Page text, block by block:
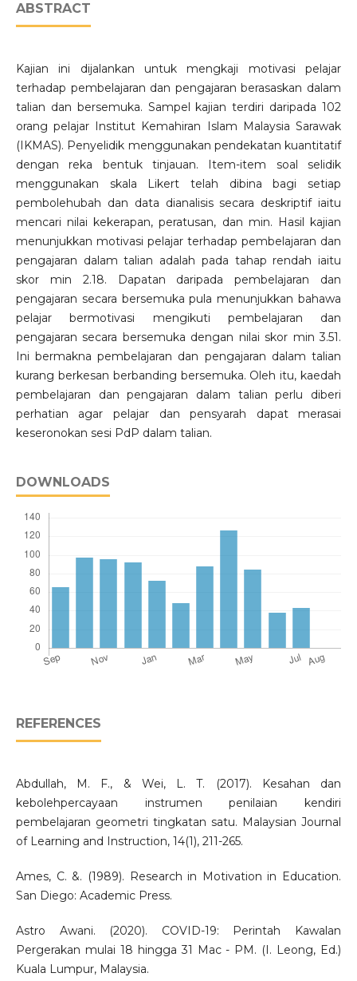
ABSTRACT
Kajian ini dijalankan untuk mengkaji motivasi pelajar
terhadap pembelajaran dan pengajaran berasaskan dalam
talian dan bersemuka. Sampel kajian terdiri daripada 102
orang pelajar Institut Kemahiran Islam Malaysia Sarawak
(IKMAS). Penyelidik menggunakan pendekatan kuantitatif
dengan reka bentuk tinjauan. Item-item soal selidik
menggunakan skala Likert telah dibina bagi setiap
pembolehubah dan data dianalisis secara deskriptif iaitu
mencari nilai kekerapan, peratusan, dan min. Hasil kajian
menunjukkan motivasi pelajar terhadap pembelajaran dan
pengajaran dalam talian adalah pada tahap rendah iaitu
skor min 2.18. Dapatan daripada pembelajaran dan
pengajaran secara bersemuka pula menunjukkan bahawa
pelajar bermotivasi mengikuti pembelajaran dan
pengajaran secara bersemuka dengan nilai skor min 3.51.
Ini bermakna pembelajaran dan pengajaran dalam talian
kurang berkesan berbanding bersemuka. Oleh itu, kaedah
pembelajaran dan pengajaran dalam talian perlu diberi
perhatian agar pelajar dan pensyarah dapat merasai
keseronokan sesi PdP dalam talian.
DOWNLOADS
REFERENCES
Abdullah, M. F., & Wei, L. T. (2017). Kesahan dan
kebolehpercayaan instrumen penilaian kendiri
pembelajaran geometri tingkatan satu. Malaysian Journal
of Learning and Instruction, 14(1), 211-265.
Ames, C. &. (1989). Research in Motivation in Education.
San Diego: Academic Press.
Astro Awani. (2020). COVID-19: Perintah Kawalan
Pergerakan mulai 18 hingga 31 Mac - PM. (I. Leong, Ed.)
Kuala Lumpur, Malaysia.